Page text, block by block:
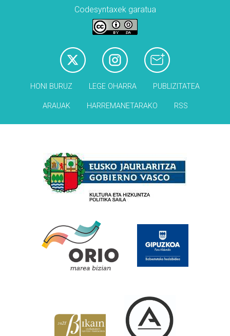
Codesyntaxek garatua
HONI BURUZ LEGE OHARRA PUBLIZITATEA
ARAUAK HARREMANETARAKO RSS